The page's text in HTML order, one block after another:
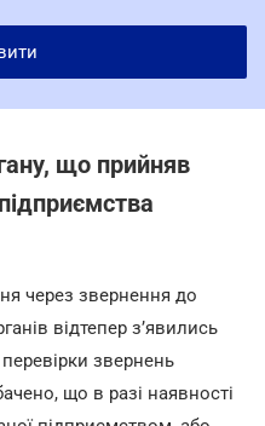
що прийняв
через звернення до
відтепер з’явились
звернень
що в разі наявності